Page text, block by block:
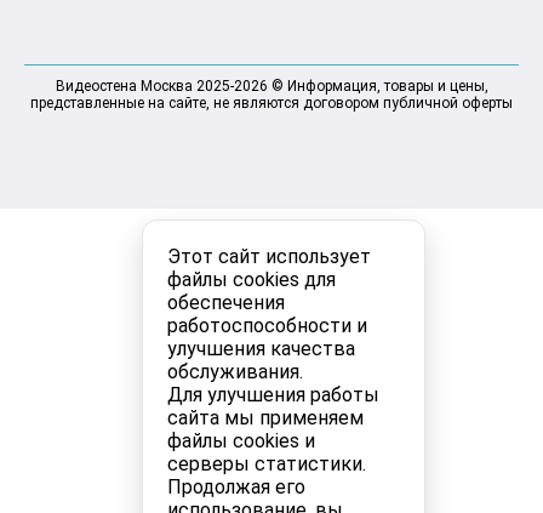
Этот сайт использует
файлы cookies для
обеспечения
работоспособности и
улучшения качества
обслуживания.
Для улучшения работы
сайта мы применяем
файлы cookies и
серверы статистики.
Продолжая его
Видеостена Москва 2025-2026 © Информация, товары и цены,
представленные на сайте, не являются договором публичной оферты